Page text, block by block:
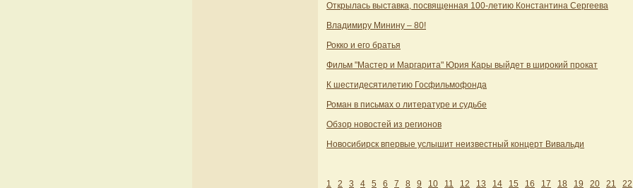
Открылась выставка, посвященная 100-летию Константина Сергеева
Владимиру Минину – 80!
Рокко и его братья
Фильм "Мастер и Маргарита" Юрия Кары выйдет в широкий прокат
К шестидесятилетию Госфильмофонда
Роман в письмах о литературе и судьбе
Обзор новостей из регионов
Новосибирск впервые услышит неизвестный концерт Вивальди
1 2 3 4 5 6 7 8 9 10 11 12 13 14 15 16 17 18 19 20 21 22